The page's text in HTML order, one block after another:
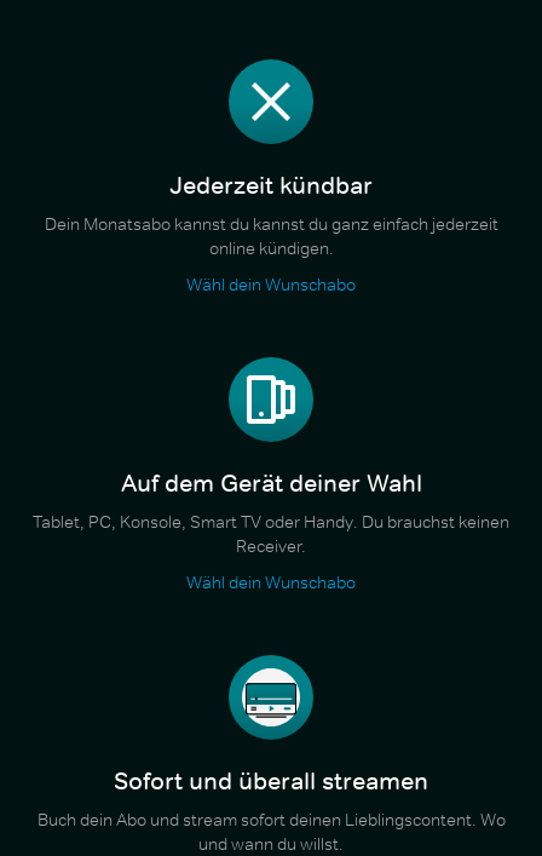
Jederzeit kündbar
Dein Monatsabo kannst du kannst du ganz einfach jederzeit
online kündigen.
Wähl dein Wunschabo
Auf dem Gerät deiner Wahl
Tablet, PC, Konsole, Smart TV oder Handy. Du brauchst keinen
Receiver.
Wähl dein Wunschabo
Sofort und überall streamen
Buch dein Abo und stream sofort deinen Lieblingscontent. Wo
und wann du willst.